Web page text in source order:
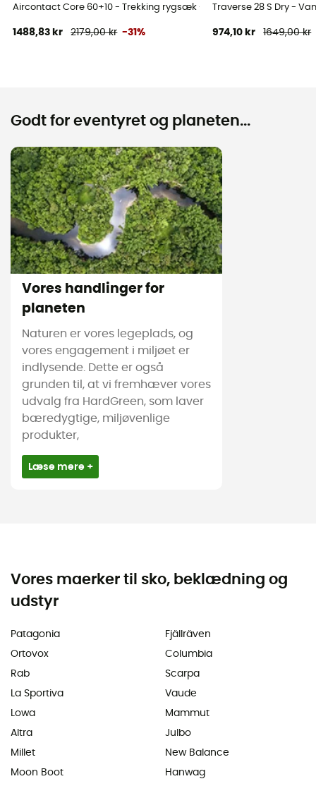
Aircontact Core 60+10 - Trekking rygsæk - Herrer
1488,83 kr 2179,00 kr -31%
Traverse 28 S Dry -
974,10 kr 1649,00 kr
Godt for eventyret og planeten...
Vores handlinger for
planeten
Naturen er vores legeplads, og
vores engagement i miljøet er
indlysende. Dette er også
grunden til, at vi fremhæver vores
udvalg fra HardGreen, som laver
bæredygtige, miljøvenlige
produkter,
Læse mere +
Vores maerker til sko, beklædning og
udstyr
Patagonia
Ortovox
Rab
La Sportiva
Lowa
Altra
Millet
Moon Boot
Fjällräven
Columbia
Scarpa
Vaude
Mammut
Julbo
New Balance
Hanwag